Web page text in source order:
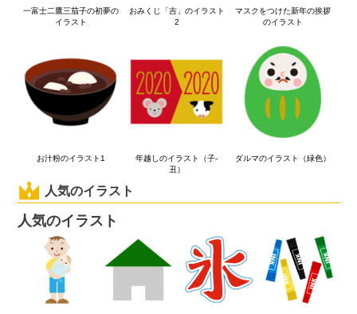
一富士二鷹三茄子の初夢の
イラスト
おみくじ「吉」のイラスト
2
マスクをつけた新年の挨拶
のイラスト
お汁粉のイラスト1
年越しのイラスト（子-
丑）
ダルマのイラスト（緑色）
人気のイラスト
人気のイラスト